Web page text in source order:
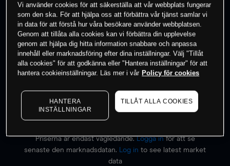
0% av kunderna har en position i detta
instrument
Börja handla
Priserna är endast vägledande.Logga inför att se
senaste den marknadsdatan.
Log in to see latest market
data
Vi använder cookies för att säkerställa att vår webbplats fungerar
som den ska. För att hjälpa oss att förbättra vår tjänst samlar vi
in data för att förstå hur våra besökare använder webbplatsen.
Genom att tillåta alla cookies kan vi förbättra din upplevelse
genom att hjälpa dig hitta information snabbare och anpassa
innehåll eller marknadsföring efter dina inställningar. Välj "Tillåt
alla cookies" för att godkänna eller "Hantera inställningar" för att
hantera cookieinställningar. Läs mer i vår Policy för cookies
HANTERA
INSTÄLLNINGAR
TILLÅT ALLA COOKIES